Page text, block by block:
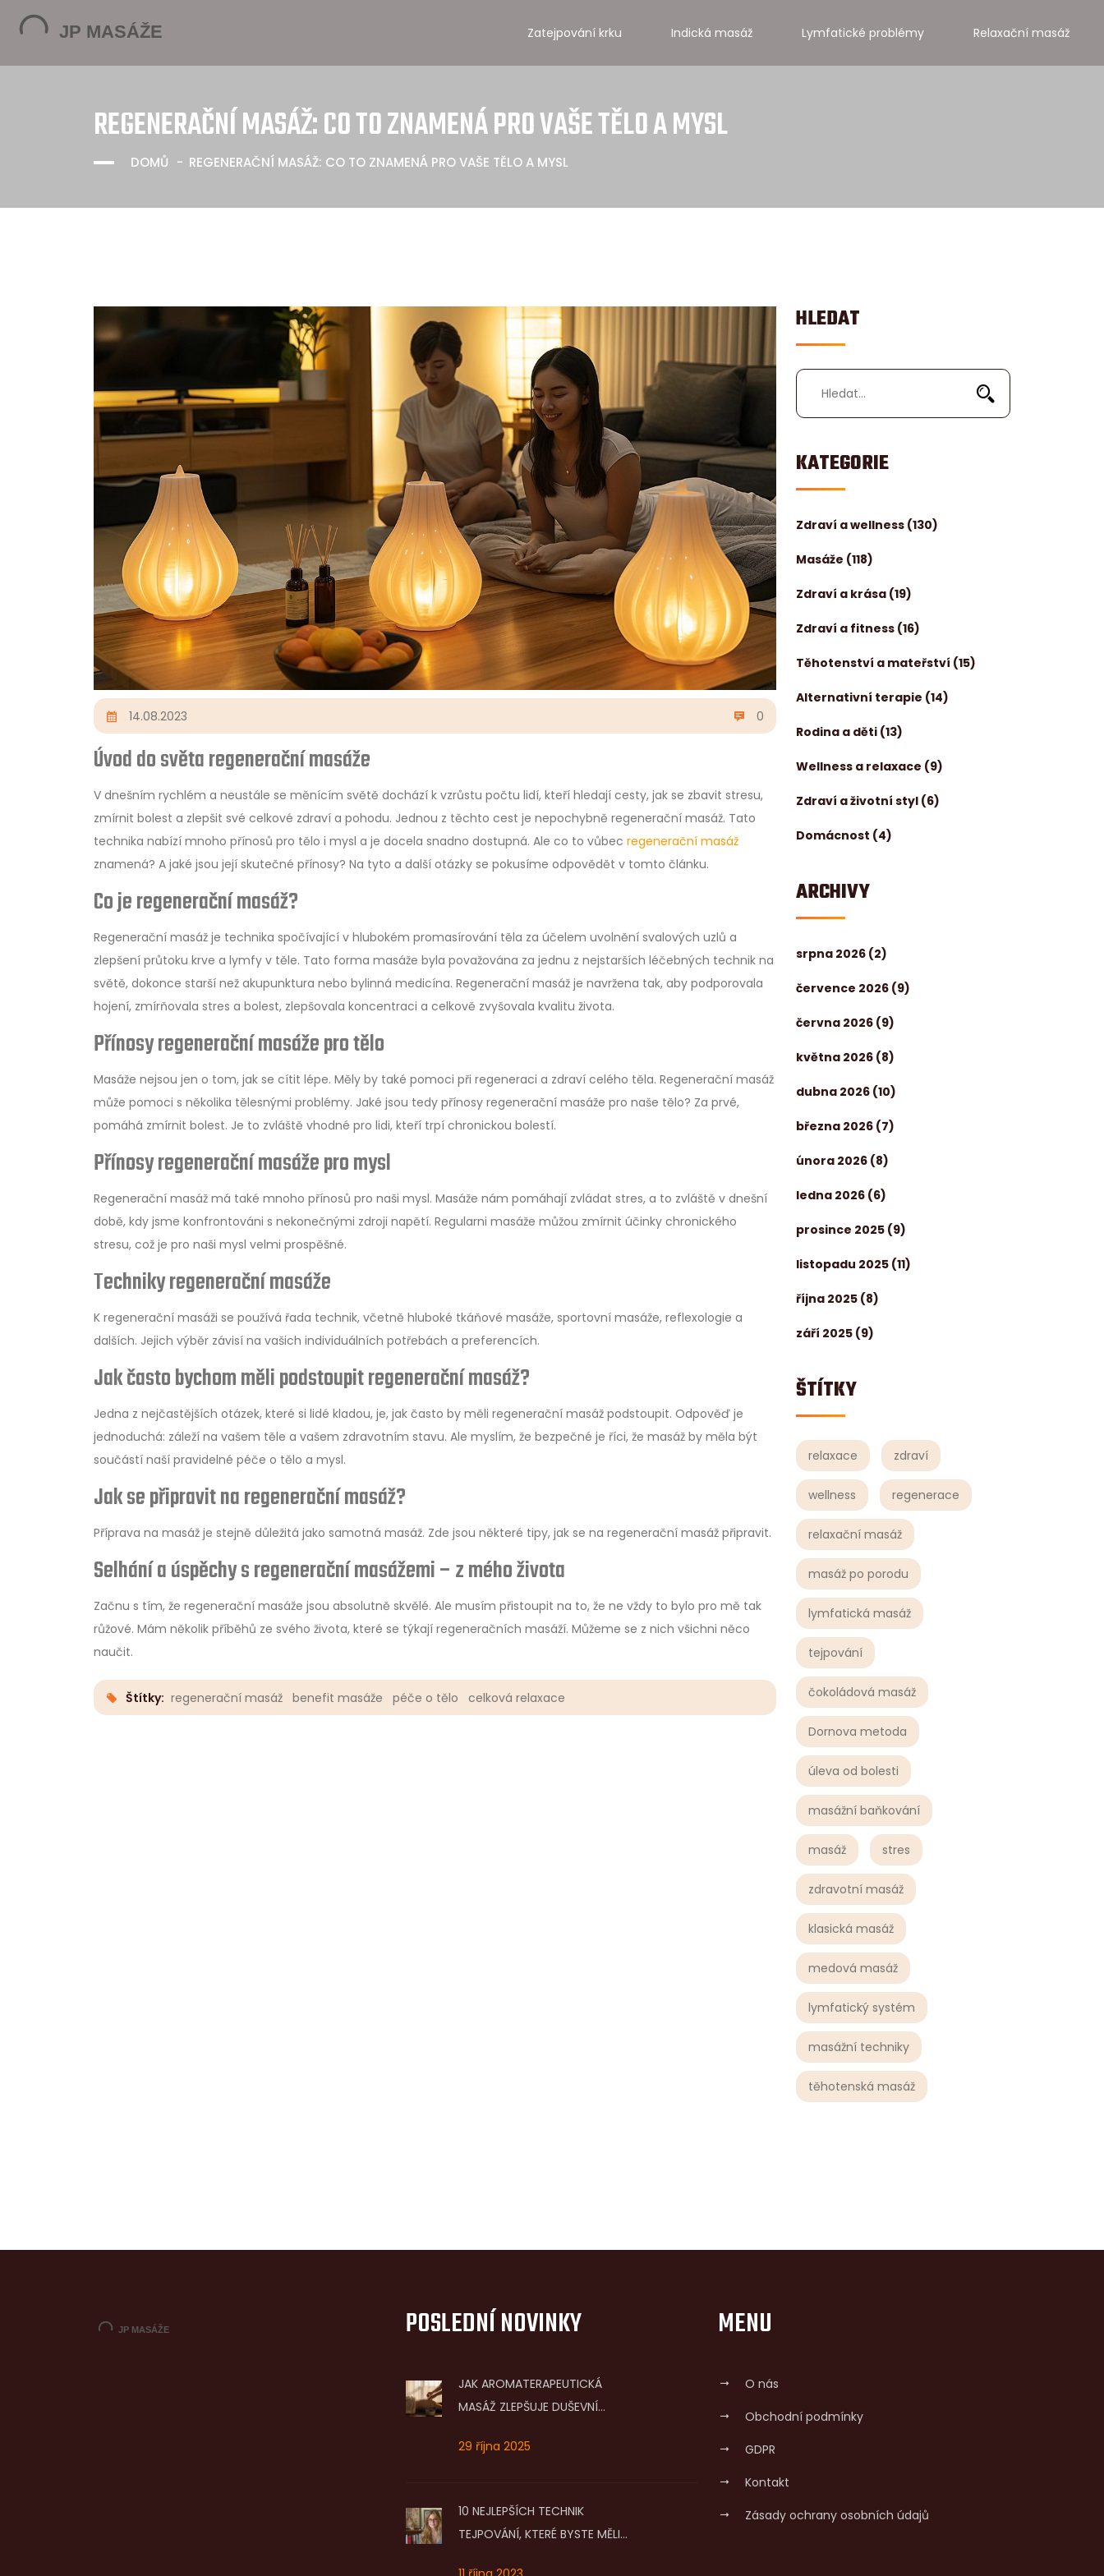
Zatejpování krku Indická masáž Lymfatické problémy Relaxační masáž
REGENERAČNÍ MASÁŽ: CO TO ZNAMENÁ PRO VAŠE TĚLO A MYSL
DOMŮ REGENERAČNÍ MASÁŽ: CO TO ZNAMENÁ PRO VAŠE TĚLO A MYSL
HLEDAT
KATEGORIE
Zdraví a wellness (130)
Masáže (118)
Zdraví a krása (19)
Zdraví a fitness (16)
Těhotenství a mateřství (15)
Alternativní terapie (14)
Rodina a děti (13)
Wellness a relaxace (9)
Zdraví a životní styl (6)
Domácnost (4)
ARCHIVY
srpna 2026 (2)
července 2026 (9)
června 2026 (9)
května 2026 (8)
dubna 2026 (10)
března 2026 (7)
února 2026 (8)
ledna 2026 (6)
prosince 2025 (9)
listopadu 2025 (11)
října 2025 (8)
září 2025 (9)
ŠTÍTKY
relaxace zdraví
wellness regenerace
relaxační masáž
masáž po porodu
lymfatická masáž
tejpování
čokoládová masáž
Dornova metoda
úleva od bolesti
masážní baňkování
masáž stres
zdravotní masáž
klasická masáž
medová masáž
lymfatický systém
masážní techniky
těhotenská masáž
14.08.2023 0
Úvod do světa regenerační masáže
V dnešním rychlém a neustále se měnícím světě dochází k vzrůstu počtu lidí, kteří hledají cesty, jak se zbavit stresu,
zmírnit bolest a zlepšit své celkové zdraví a pohodu. Jednou z těchto cest je nepochybně regenerační masáž. Tato
technika nabízí mnoho přínosů pro tělo i mysl a je docela snadno dostupná. Ale co to vůbec regenerační masáž
znamená? A jaké jsou její skutečné přínosy? Na tyto a další otázky se pokusíme odpovědět v tomto článku.
Co je regenerační masáž?
Regenerační masáž je technika spočívající v hlubokém promasírování těla za účelem uvolnění svalových uzlů a
zlepšení průtoku krve a lymfy v těle. Tato forma masáže byla považována za jednu z nejstarších léčebných technik na
světě, dokonce starší než akupunktura nebo bylinná medicína. Regenerační masáž je navržena tak, aby podporovala
hojení, zmírňovala stres a bolest, zlepšovala koncentraci a celkově zvyšovala kvalitu života.
Přínosy regenerační masáže pro tělo
Masáže nejsou jen o tom, jak se cítit lépe. Měly by také pomoci při regeneraci a zdraví celého těla. Regenerační masáž
může pomoci s několika tělesnými problémy. Jaké jsou tedy přínosy regenerační masáže pro naše tělo? Za prvé,
pomáhá zmírnit bolest. Je to zvláště vhodné pro lidi, kteří trpí chronickou bolestí.
Přínosy regenerační masáže pro mysl
Regenerační masáž má také mnoho přínosů pro naši mysl. Masáže nám pomáhají zvládat stres, a to zvláště v dnešní
době, kdy jsme konfrontováni s nekonečnými zdroji napětí. Regularni masáže můžou zmírnit účinky chronického
stresu, což je pro naši mysl velmi prospěšné.
Techniky regenerační masáže
K regenerační masáži se používá řada technik, včetně hluboké tkáňové masáže, sportovní masáže, reflexologie a
dalších. Jejich výběr závisí na vašich individuálních potřebách a preferencích.
Jak často bychom měli podstoupit regenerační masáž?
Jedna z nejčastějších otázek, které si lidé kladou, je, jak často by měli regenerační masáž podstoupit. Odpověď je
jednoduchá: záleží na vašem těle a vašem zdravotním stavu. Ale myslím, že bezpečné je říci, že masáž by měla být
součástí naší pravidelné péče o tělo a mysl.
Jak se připravit na regenerační masáž?
Příprava na masáž je stejně důležitá jako samotná masáž. Zde jsou některé tipy, jak se na regenerační masáž připravit.
Selhání a úspěchy s regenerační masážemi – z mého života
Začnu s tím, že regenerační masáže jsou absolutně skvělé. Ale musím přistoupit na to, že ne vždy to bylo pro mě tak
růžové. Mám několik příběhů ze svého života, které se týkají regeneračních masáží. Můžeme se z nich všichni něco
naučit.
Štítky: regenerační masáž benefit masáže péče o tělo celková relaxace
POSLEDNÍ NOVINKY
JAK AROMATERAPEUTICKÁ
MASÁŽ ZLEPŠUJE DUŠEVNÍ
VÝHODY
29 října 2025
10 NEJLEPŠÍCH TECHNIK
TEJPOVÁNÍ, KTERÉ BYSTE MĚLI
MENU
O nás
Obchodní podmínky
GDPR
Kontakt
Zásady ochrany osobních údajů